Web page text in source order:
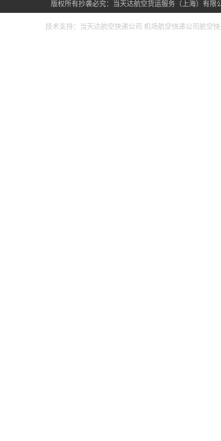
版权所有抄袭必究：当天达航空货运服务（上海）有限
技术支持： 当天达航空快递公司 机场航空快递公司 航空